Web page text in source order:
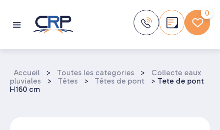
contenu
0
Accueil > Toutes les categories >
Collecte eaux
pluviales
> Têtes > Têtes de pont > Tete de pont
H160 cm